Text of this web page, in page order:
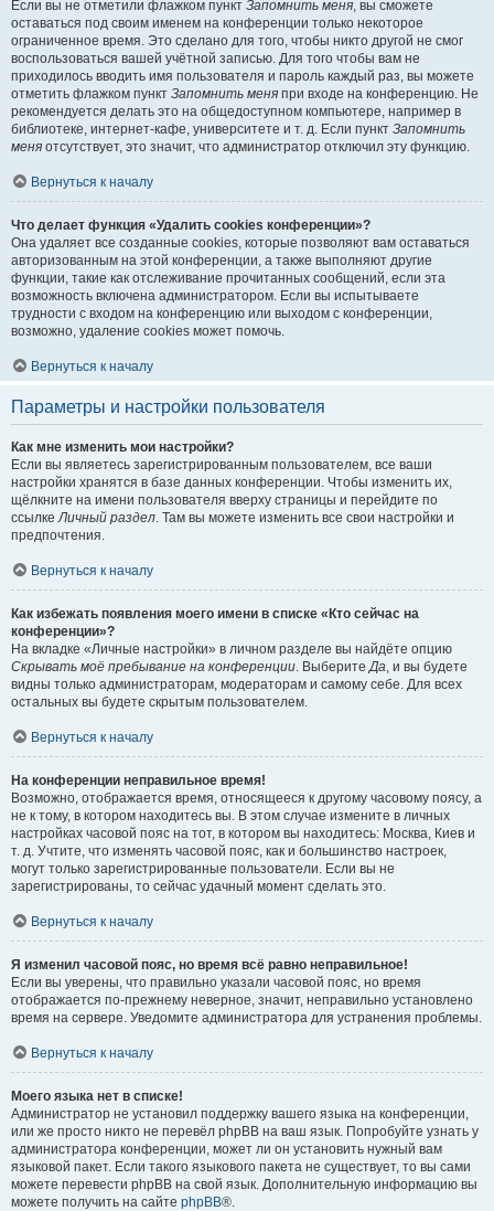
Если вы не отметили флажком пункт Запомнить меня, вы сможете
оставаться под своим именем на конференции только некоторое
ограниченное время. Это сделано для того, чтобы никто другой не смог
воспользоваться вашей учётной записью. Для того чтобы вам не
приходилось вводить имя пользователя и пароль каждый раз, вы можете
отметить флажком пункт Запомнить меня при входе на конференцию. Не
рекомендуется делать это на общедоступном компьютере, например в
библиотеке, интернет-кафе, университете и т. д. Если пункт Запомнить
меня отсутствует, это значит, что администратор отключил эту функцию.
Вернуться к началу
Что делает функция «Удалить cookies конференции»?
Она удаляет все созданные cookies, которые позволяют вам оставаться
авторизованным на этой конференции, а также выполняют другие
функции, такие как отслеживание прочитанных сообщений, если эта
возможность включена администратором. Если вы испытываете
трудности с входом на конференцию или выходом с конференции,
возможно, удаление cookies может помочь.
Вернуться к началу
Параметры и настройки пользователя
Как мне изменить мои настройки?
Если вы являетесь зарегистрированным пользователем, все ваши
настройки хранятся в базе данных конференции. Чтобы изменить их,
щёлкните на имени пользователя вверху страницы и перейдите по
ссылкеЛичный раздел. Там вы можете изменить все свои настройки и
предпочтения.
Вернуться к началу
Как избежать появления моего имени в списке «Кто сейчас на
конференции»?
На вкладке «Личные настройки» в личном разделе вы найдёте опцию
Скрывать моё пребывание на конференции. ВыберитеДа, и вы будете
видны только администраторам, модераторам и самому себе. Для всех
остальных вы будете скрытым пользователем.
Вернуться к началу
На конференции неправильное время!
Возможно, отображается время, относящееся к другому часовому поясу, а
не к тому, в котором находитесь вы. В этом случае измените в личных
настройках часовой пояс на тот, в котором вы находитесь: Москва, Киев и
т. д. Учтите, что изменять часовой пояс, как и большинство настроек,
могут только зарегистрированные пользователи. Если вы не
зарегистрированы, то сейчас удачный момент сделать это.
Вернуться к началу
Я изменил часовой пояс, но время всё равно неправильное!
Если вы уверены, что правильно указали часовой пояс, но время
отображается по-прежнему неверное, значит, неправильно установлено
время на сервере. Уведомите администратора для устранения проблемы.
Вернуться к началу
Моего языка нет в списке!
Администратор не установил поддержку вашего языка на конференции,
или же просто никто не перевёл phpBB на ваш язык. Попробуйте узнать у
администратора конференции, может ли он установить нужный вам
языковой пакет. Если такого языкового пакета не существует, то вы сами
можете перевести phpBB на свой язык. Дополнительную информацию вы
можете получить на сайте phpBB®.